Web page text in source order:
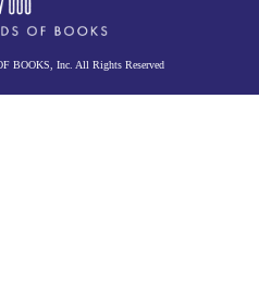
BOOKS, Inc. All Rights Reserved